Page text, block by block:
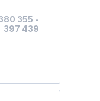
355 -
397 439